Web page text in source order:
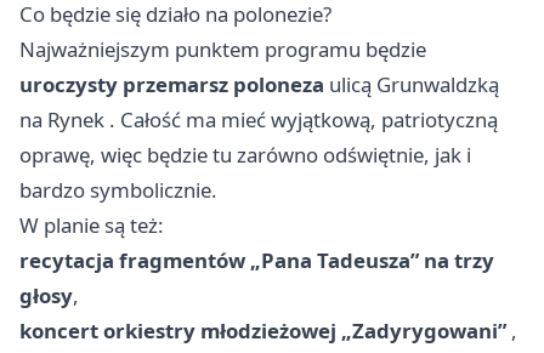
Co będzie się działo na polonezie?
Najważniejszym punktem programu będzie
uroczysty przemarsz poloneza ulicą Grunwaldzką
na Rynek . Całość ma mieć wyjątkową, patriotyczną
oprawę, więc będzie tu zarówno odświętnie, jak i
bardzo symbolicznie.
W planie są też:
recytacja fragmentów „Pana Tadeusza” na trzy
głosy,
koncert orkiestry młodzieżowej „Zadyrygowani”,